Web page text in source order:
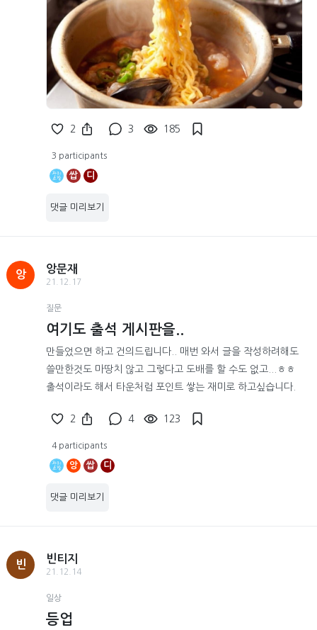
2 3 185
3 participants
쌉 디
댓글 미리보기
앙
앙문재
21.12.17
질문
여기도 출석 게시판을..
만들었으면 하고 건의드립니다.. 매번 와서 글을 작성하려해도
쓸만한것도 마땅치 않고 그렇다고 도배를 할 수도 없고...ㅎㅎ
출석이라도 해서 타운처럼 포인트 쌓는 재미로 하고싶습니다.
2 4 123
4 participants
앙 쌉 디
댓글 미리보기
빈
빈티지
21.12.14
일상
등업